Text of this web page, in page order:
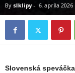
By slklipy - 6. apríla 2026
Slovenská